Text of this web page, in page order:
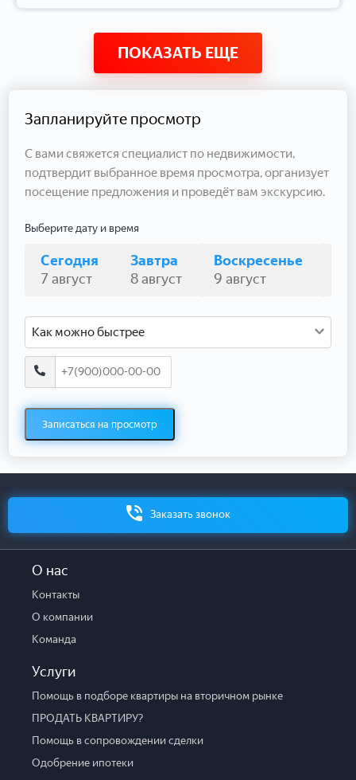
ПОКАЗАТЬ ЕЩЕ
Запланируйте просмотр
С вами свяжется специалист по недвижимости,
подтвердит выбранное время просмотра, организует
посещение предложения и проведёт вам экскурсию.
Выберите дату и время
Сегодня
7 август
Завтра
8 август
Воскресенье
9 август
Как можно быстрее
Записаться на просмотр
Заказать звонок
О нас
Контакты
О компании
Команда
Услуги
Помощь в подборе квартиры на вторичном рынке
ПРОДАТЬ КВАРТИРУ?
Помощь в сопровождении сделки
Одобрение ипотеки